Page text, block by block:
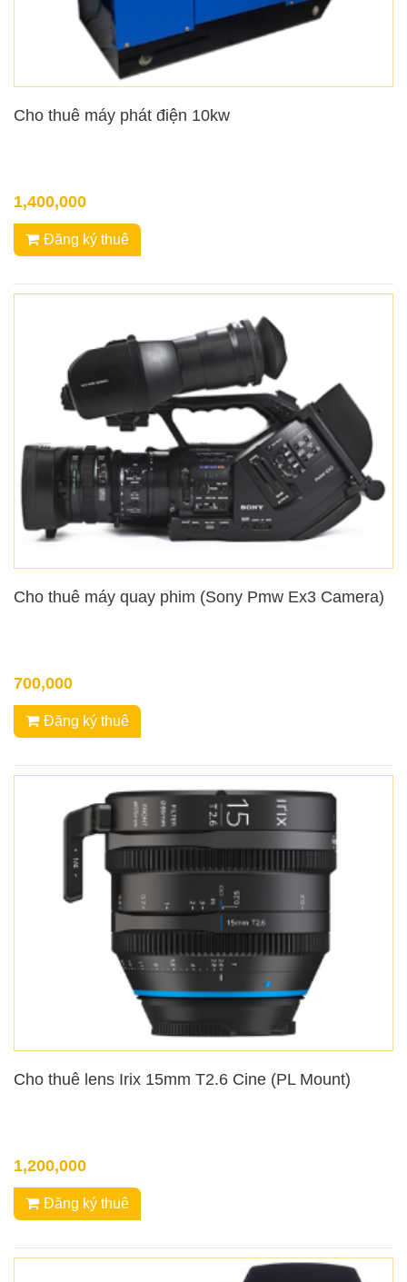
Cho thuê máy phát điện 10kw
1,400,000
Đăng ký thuê
Cho thuê máy quay phim (Sony Pmw Ex3 Camera)
700,000
Đăng ký thuê
Cho thuê lens Irix 15mm T2.6 Cine (PL Mount)
1,200,000
Đăng ký thuê